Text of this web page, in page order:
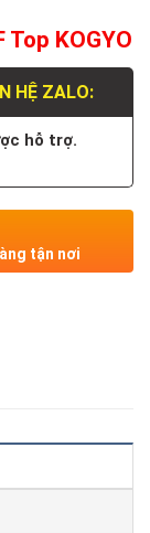
KOGYO
HỆ ZALO:
hỗ trợ.
tận nơi